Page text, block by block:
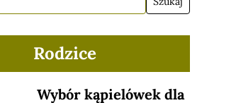
Rodzice
Wybór kąpielówek dla